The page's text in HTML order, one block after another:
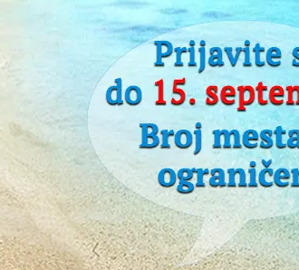
TEKSTOVI STARIH MAJSTORA/PREVODI 31. 08. 2017.